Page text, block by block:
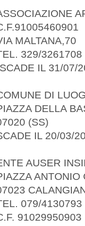
MALTANA,70
329/3261708
IL 31/07/
DI
DELLA
(SS)
IL 20/03/
AUSER
ANTONIO
079/4130793
91029950903